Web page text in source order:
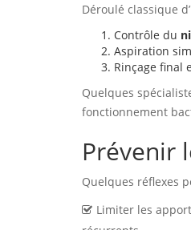
Déroulé classique
Contrôle du
Aspiration
Rinçage final
Quelques
fonctionnement
Prévenir
Quelques réflexes
Limiter les